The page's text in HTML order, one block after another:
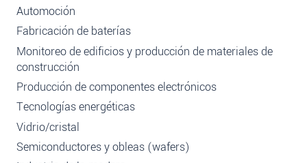
Automoción
Fabricación de baterías
Monitoreo de edificios y producción de materiales de
construcción
Producción de componentes electrónicos
Tecnologías energéticas
Vidrio/cristal
Semiconductores y obleas (wafers)